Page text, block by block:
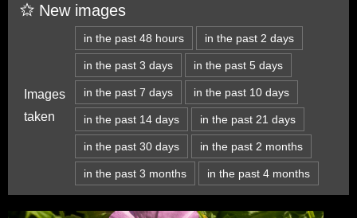
New images
Images
taken
in the past 48 hours in the past 2 days
in the past 3 days in the past 5 days
in the past 7 days in the past 10 days
in the past 14 days in the past 21 days
in the past 30 days in the past 2 months
in the past 3 months in the past 4 months